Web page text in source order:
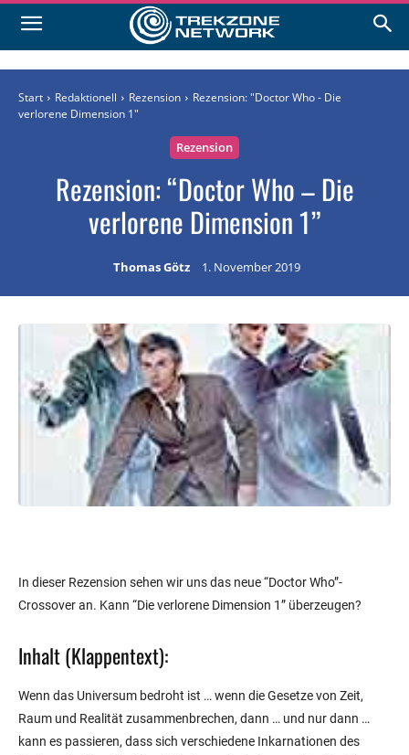
Start Redaktionell Rezension
Rezension: "Doctor Who - Die
verlorene Dimension 1"
Rezension
Rezension: “Doctor Who – Die
verlorene Dimension 1”
Thomas Götz 1. November 2019
In dieser Rezension sehen wir uns das neue “Doctor Who”-
Crossover an. Kann “Die verlorene Dimension 1” überzeugen?
Inhalt (Klappentext):
Wenn das Universum bedroht ist … wenn die Gesetze von Zeit,
Raum und Realität zusammenbrechen, dann … und nur dann …
kann es passieren, dass sich verschiedene Inkarnationen des